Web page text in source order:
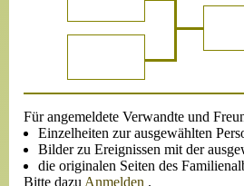
Für angemeldete Verwandte und
Einzelheiten zur ausgewählten
Bilder zu Ereignissen mit der
die originalen Seiten des
Bitte dazu Anmelden .